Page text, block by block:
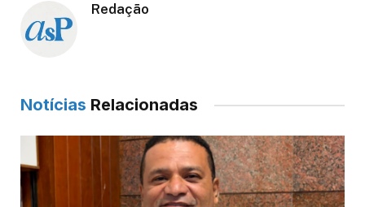
Redação
Notícias Relacionadas